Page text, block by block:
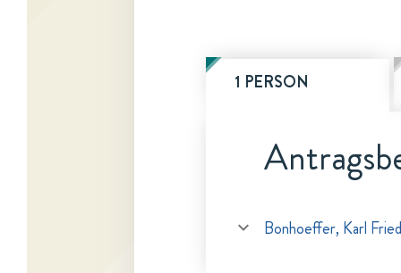
1 PERSON
Bonhoeffer, Karl